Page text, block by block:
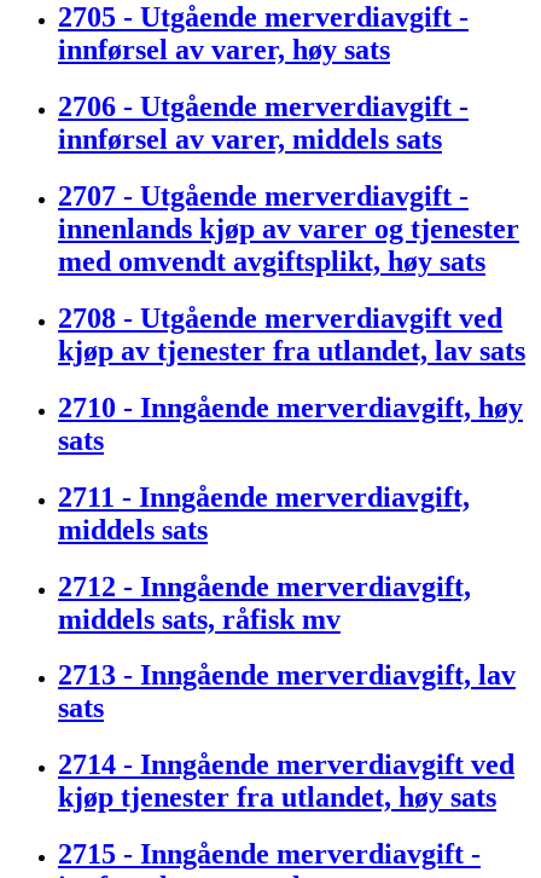
2705 - Utgående merverdiavgift -
innførsel av varer, høy sats
2706 - Utgående merverdiavgift -
innførsel av varer, middels sats
2707 - Utgående merverdiavgift -
innenlands kjøp av varer og tjenester
med omvendt avgiftsplikt, høy sats
2708 - Utgående merverdiavgift ved
kjøp av tjenester fra utlandet, lav sats
2710 - Inngående merverdiavgift, høy
sats
2711 - Inngående merverdiavgift,
middels sats
2712 - Inngående merverdiavgift,
middels sats, råfisk mv
2713 - Inngående merverdiavgift, lav
sats
2714 - Inngående merverdiavgift ved
kjøp tjenester fra utlandet, høy sats
2715 - Inngående merverdiavgift -